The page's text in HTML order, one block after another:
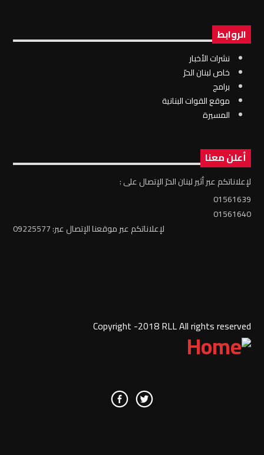
الروابط
نشرات الأخبار
خاص لبنان الحرّ
برامج
موقع القوات البنانية
المسيرة
أعلن معنا
لإعلاناتكم عبر أثير لبنان الحرّ الإتصال على :
01561639
01561640
لإعلاناتكم عبر موقعنا الإتصال عبر: 09225577
Copyright -2018 RLL All rights reserved